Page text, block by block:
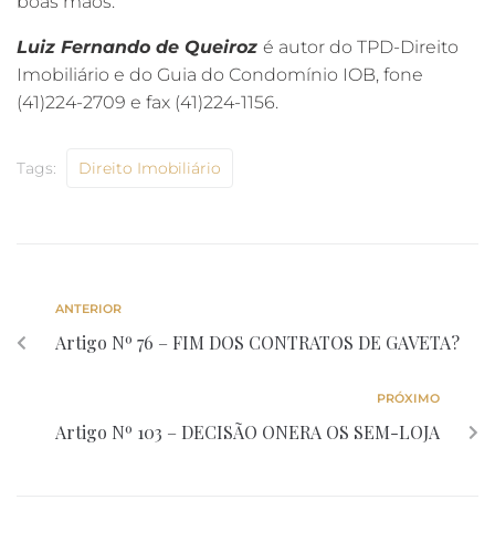
Luiz Fernando de Queiroz é autor do TPD-Direito
Imobiliário e do Guia do Condomínio IOB, fone
(41)224-2709 e fax (41)224-1156.
Tags: Direito Imobiliário
ANTERIOR
Artigo Nº 76 – FIM DOS CONTRATOS DE GAVETA?
PRÓXIMO
Artigo Nº 103 – DECISÃO ONERA OS SEM-LOJA